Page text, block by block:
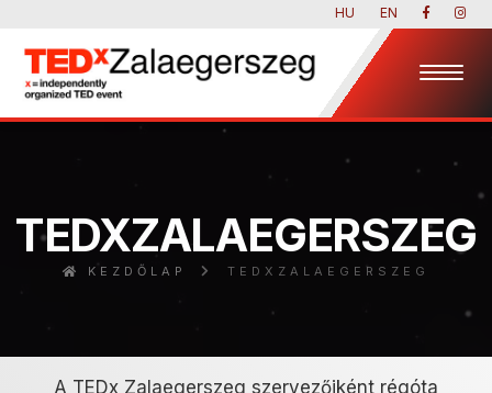
HU EN
TEDXZALAEGERSZEG
KEZDŐLAP TEDXZALAEGERSZEG
A TEDx Zalaegerszeg szervezőiként régóta